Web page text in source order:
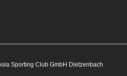
Sporting Club GmbH Dietzenbach